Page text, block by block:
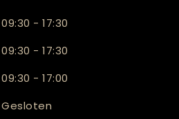
09:30 - 17:30
09:30 - 17:30
09:30 - 17:00
Gesloten